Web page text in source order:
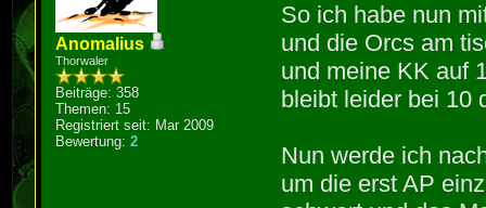
Anomalius
Thorwaler
Beiträge: 358
Themen: 15
Registriert seit: Mar 2009
Bewertung:2
So ich habe nun
und die Orcs am
und meine KK auf
bleibt leider bei
Nun werde ich
um die erst AP